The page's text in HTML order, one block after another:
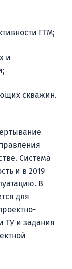
ГТМ;
и
скважин.
Система
и в 2019
В
для
ТУ и задания